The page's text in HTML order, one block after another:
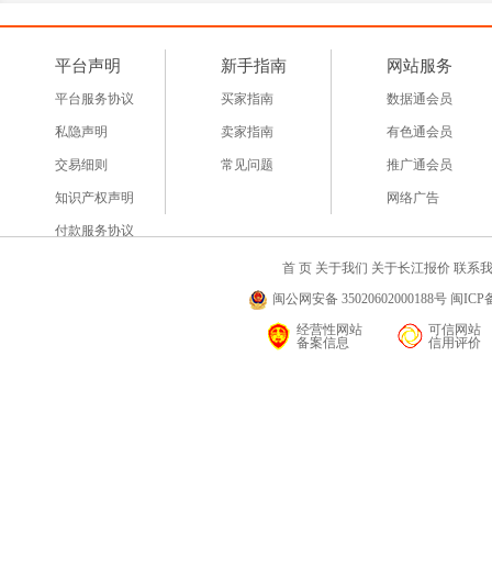
平台声明
平台服务协议
私隐声明
交易细则
知识产权声明
付款服务协议
新手指南
买家指南
卖家指南
常见问题
网站服务
数据通会员
有色通会员
推广通会员
网络广告
首 页 关于我们 关于长江报价 联系
闽公网安备 35020602000188号 闽ICP
经营性网站
备案信息
可信网站
信用评价